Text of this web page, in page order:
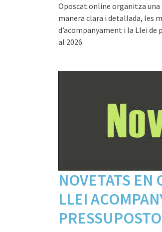
Oposcat.online organitza una
manera clara i detallada, les
d’acompanyament i la Llei
al 2026.
NOVETATS EN
LLEI